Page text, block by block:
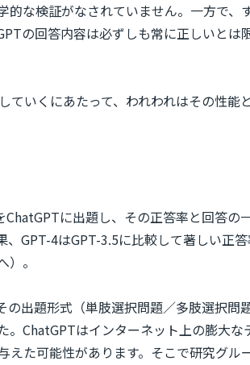
的な検証がなされていません。一方で
の回答内容は必ずしも常に正しいと
いくにあたって、われわれはその性能
に出題し、その正答率と回答
GPT-4はGPT-3.5に比較して著しい
。
の出題形式（単肢選択問題／多肢選択
。ChatGPTはインターネット上の膨大
えた可能性があります。そこで研究グ